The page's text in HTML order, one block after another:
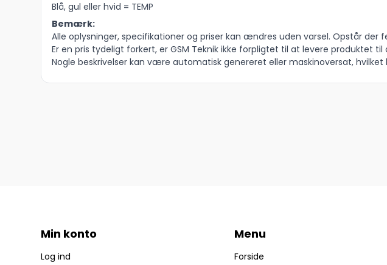
Blå, gul eller hvid = TEMP
Bemærk:
Alle oplysninger, specifikationer og priser kan ændres uden varsel. Opstår
Er en pris tydeligt forkert, er GSM Teknik ikke forpligtet til at levere produktet til
Nogle beskrivelser kan være automatisk genereret eller maskinoversat,
Min konto
Log ind
Menu
Forside